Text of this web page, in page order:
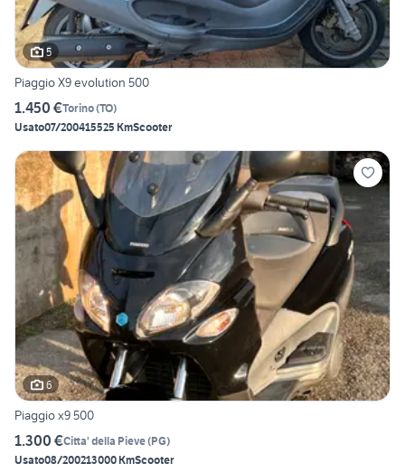
5
Piaggio X9 evolution 500
1.450 €Torino(TO)
Usato07/200415525 KmScooter
6
Piaggio x9 500
1.300 €Citta' della Pieve(PG)
Usato08/200213000 KmScooter